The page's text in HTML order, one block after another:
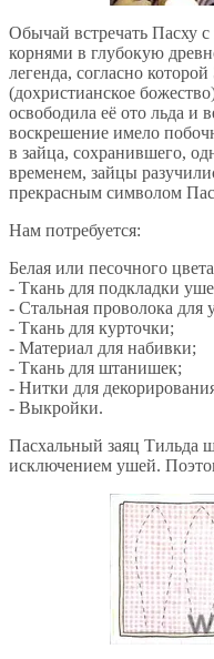
Обычай встречать Пасху
корнями в глубокую
легенда, согласно
(дохристианское
освободила её ото льда и
воскрешение имело
в зайца, сохранившего,
временем, зайцы
прекрасным символом
Нам потребуется:
Белая или песочного
- Ткань для подкладки
- Стальная проволока для
- Ткань для курточки;
- Материал для набивки;
- Ткань для штанишек;
- Нитки для
- Выкройки.
Пасхальный заяц Тильда
исключением ушей.